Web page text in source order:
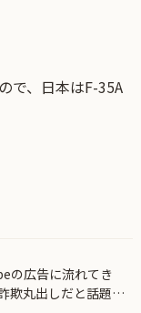
で、日本はF-35A
の広告に流れてき
欺丸出しだと話題に